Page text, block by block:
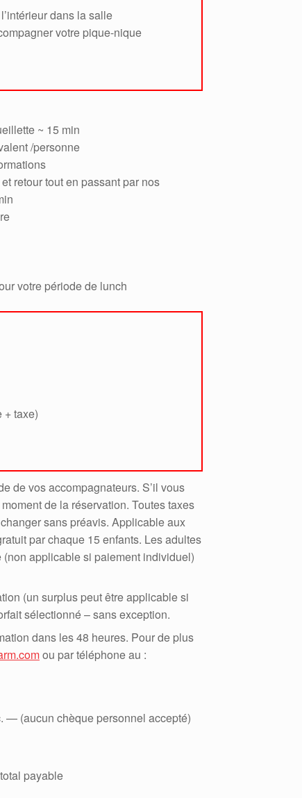
dans la salle
votre pique-nique
~ 15 min
/personne
retour tout en passant par nos
votre période de lunch
+ taxe)
de vos accompagnateurs. S’il vous
de la réservation. Toutes taxes
sans préavis. Applicable aux
par chaque 15 enfants. Les adultes
applicable si paiement individuel)
(un surplus peut être applicable si
sélectionné – sans exception.
dans les 48 heures. Pour de plus
ou par téléphone au :
— (aucun chèque personnel accepté)
payable